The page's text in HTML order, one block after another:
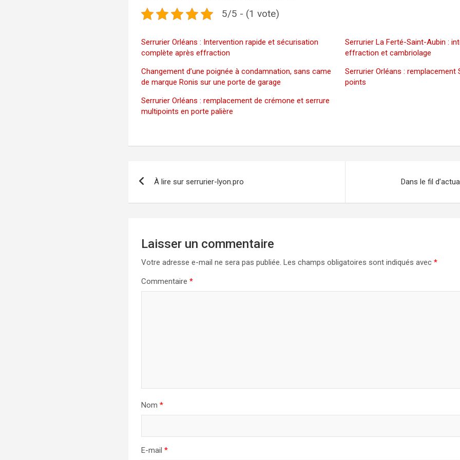
5/5 - (1 vote)
Serrurier Orléans : Intervention rapide et sécurisation
complète après effraction
Serrurier La Ferté-Saint-Aubin :
effraction et cambriolage
Changement d’une poignée à condamnation, sans came
de marque Ronis sur une porte de garage
Serrurier Orléans : remplacement
points
Serrurier Orléans : remplacement de crémone et serrure
multipoints en porte palière
À lire sur serrurier-lyon.pro Dans le fil
Laisser un commentaire
Votre adresse e-mail ne sera pas publiée. Les champs obligatoires sont indiqués avec*
Commentaire*
Nom*
E-mail*